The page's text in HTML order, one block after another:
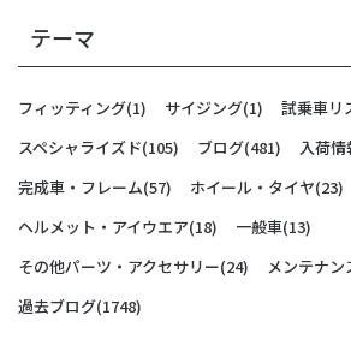
テーマ
フィッティング(1) サイジング(1) 試乗車リ
スペシャライズド(105) ブログ(481) 入荷情
完成車・フレーム(57) ホイール・タイヤ(23)
ヘルメット・アイウエア(18) 一般車(13)
その他パーツ・アクセサリー(24) メンテナン
過去ブログ(1748)